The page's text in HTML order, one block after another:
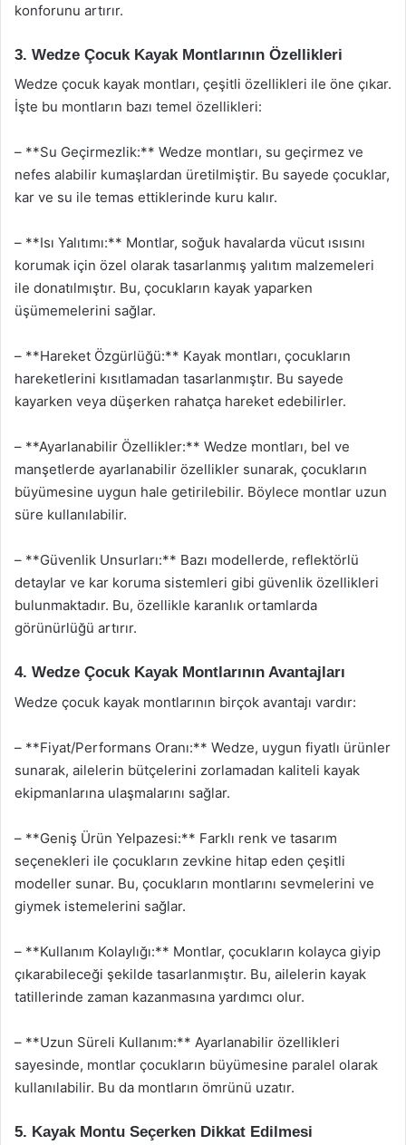
konforunu artırır.
3. Wedze Çocuk Kayak Montlarının Özellikleri
Wedze çocuk kayak montları, çeşitli özellikleri ile öne çıkar.
İşte bu montların bazı temel özellikleri:
– **Su Geçirmezlik:** Wedze montları, su geçirmez ve
nefes alabilir kumaşlardan üretilmiştir. Bu sayede çocuklar,
kar ve su ile temas ettiklerinde kuru kalır.
– **Isı Yalıtımı:** Montlar, soğuk havalarda vücut ısısını
korumak için özel olarak tasarlanmış yalıtım malzemeleri
ile donatılmıştır. Bu, çocukların kayak yaparken
üşümemelerini sağlar.
– **Hareket Özgürlüğü:** Kayak montları, çocukların
hareketlerini kısıtlamadan tasarlanmıştır. Bu sayede
kayarken veya düşerken rahatça hareket edebilirler.
– **Ayarlanabilir Özellikler:** Wedze montları, bel ve
manşetlerde ayarlanabilir özellikler sunarak, çocukların
büyümesine uygun hale getirilebilir. Böylece montlar uzun
süre kullanılabilir.
– **Güvenlik Unsurları:** Bazı modellerde, reflektörlü
detaylar ve kar koruma sistemleri gibi güvenlik özellikleri
bulunmaktadır. Bu, özellikle karanlık ortamlarda
görünürlüğü artırır.
4. Wedze Çocuk Kayak Montlarının Avantajları
Wedze çocuk kayak montlarının birçok avantajı vardır:
– **Fiyat/Performans Oranı:** Wedze, uygun fiyatlı ürünler
sunarak, ailelerin bütçelerini zorlamadan kaliteli kayak
ekipmanlarına ulaşmalarını sağlar.
– **Geniş Ürün Yelpazesi:** Farklı renk ve tasarım
seçenekleri ile çocukların zevkine hitap eden çeşitli
modeller sunar. Bu, çocukların montlarını sevmelerini ve
giymek istemelerini sağlar.
– **Kullanım Kolaylığı:** Montlar, çocukların kolayca giyip
çıkarabileceği şekilde tasarlanmıştır. Bu, ailelerin kayak
tatillerinde zaman kazanmasına yardımcı olur.
– **Uzun Süreli Kullanım:** Ayarlanabilir özellikleri
sayesinde, montlar çocukların büyümesine paralel olarak
kullanılabilir. Bu da montların ömrünü uzatır.
5. Kayak Montu Seçerken Dikkat Edilmesi